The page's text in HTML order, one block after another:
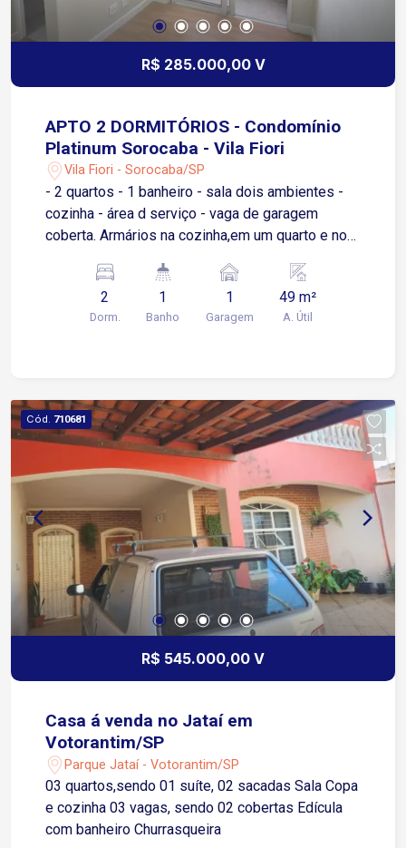
merecem. É a oportunidade ideal para quem
busca qualidade de vida em uma região
valorizada de Sorocaba
R$ 285.000,00 V
APTO 2 DORMITÓRIOS - Condomínio
Platinum Sorocaba - Vila Fiori
Vila Fiori - Sorocaba/SP
- 2 quartos - 1 banheiro - sala dois ambientes -
cozinha - área d serviço - vaga de garagem
coberta. Armários na cozinha,em um quarto e no
fechadura eletrônica, iluminação completa, sanca
de gesso na sala. Área de lazer no condomínio:
piscina/churrasqueira completa/salão de
2
Dorm.
1
Banho
1
Garagem
49 m²
A. Útil
Cód. 710681
R$ 545.000,00 V
Casa á venda no Jataí em
Votorantim/SP
Parque Jataí - Votorantim/SP
03 quartos,sendo 01 suíte, 02 sacadas Sala Copa
e cozinha 03 vagas, sendo 02 cobertas Edícula
com banheiro Churrasqueira